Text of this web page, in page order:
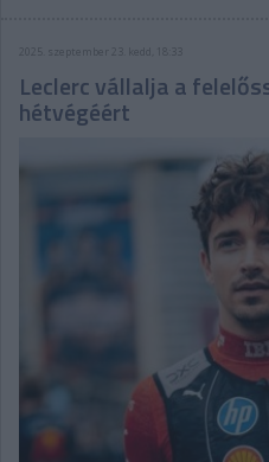
2025. szeptember 23. kedd, 18:33
Leclerc vállalja a
hétvégéért